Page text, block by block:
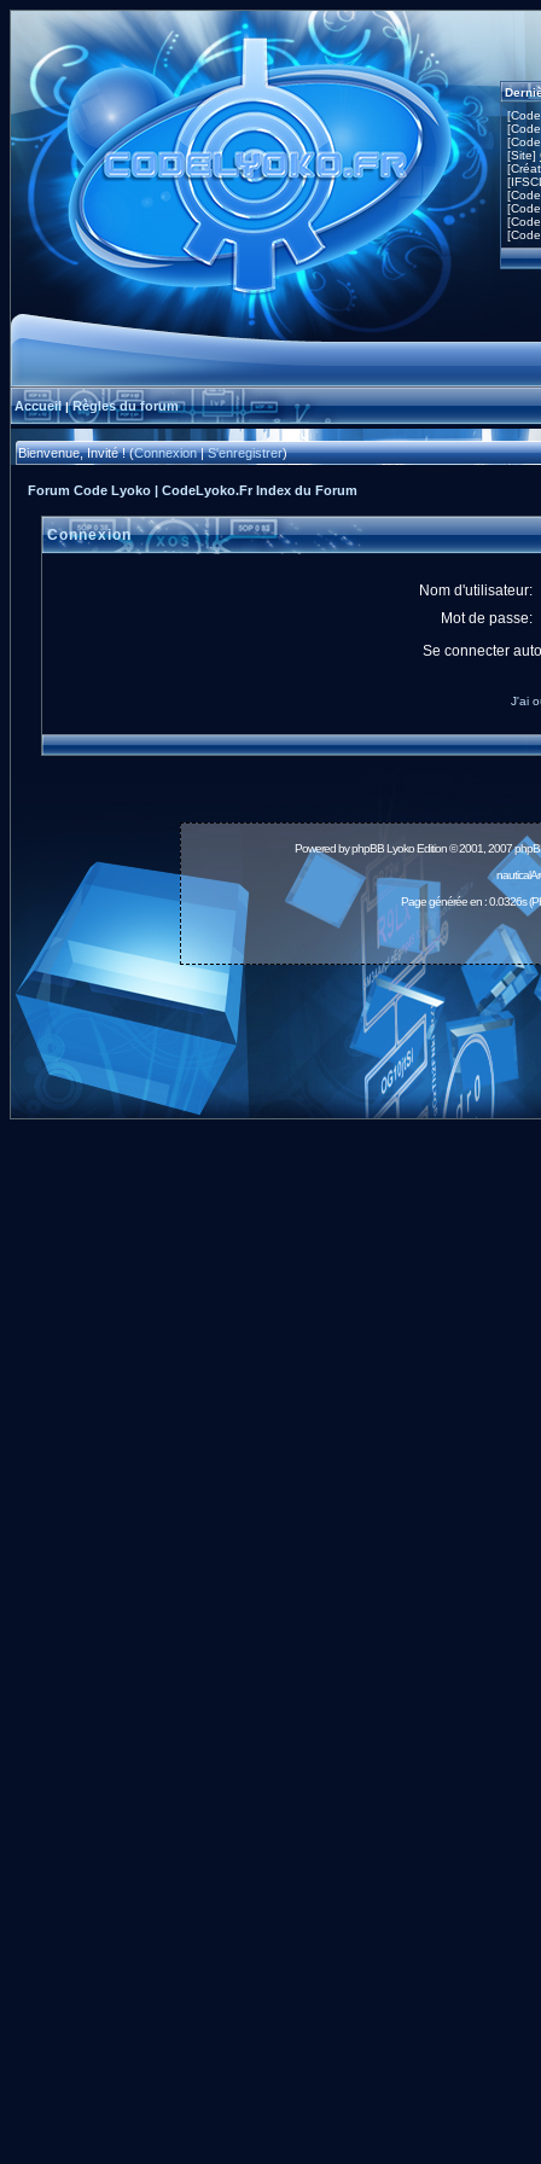
[Site]
Accueil|Règles du forum
Bienvenue, Invité ! (Connexion|S'enregistrer)
Forum Code Lyoko | CodeLyoko.Fr Index du Forum
Connexion
Nom d'utilisateur:
Mot de passe:
Se connecter
J'ai
Powered byphpBBLyoko Edition © 2001, 2007
Page générée en : 0.0326s